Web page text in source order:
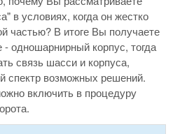
в условиях, когда он жестко
частью? В итоге Вы получаете
одношарнирный корпус, тогда
связь шасси и корпуса,
спектр возможных решений.
включить в процедуру